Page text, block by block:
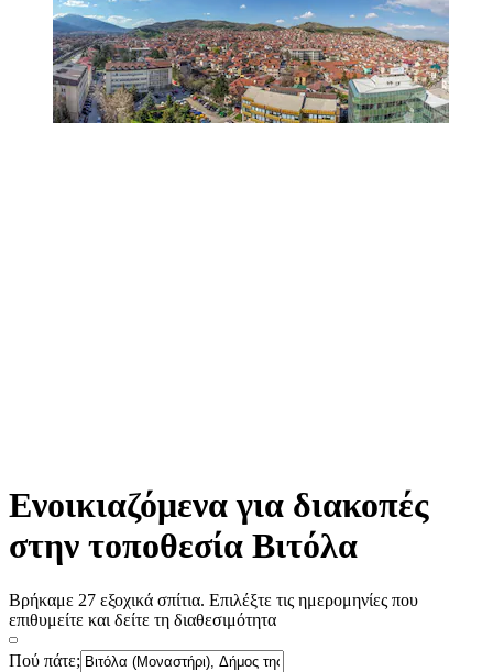
Ενοικιαζόμενα για διακοπές
στην τοποθεσία Βιτόλα
Βρήκαμε 27 εξοχικά σπίτια. Επιλέξτε τις ημερομηνίες που
επιθυμείτε και δείτε τη διαθεσιμότητα
Πού πάτε;